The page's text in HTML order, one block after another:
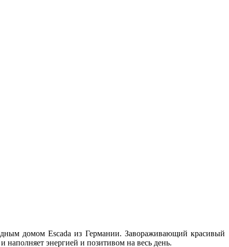
домом Escada из Германии. Завораживающий красивый
наполняет энергией и позитивом на весь день.